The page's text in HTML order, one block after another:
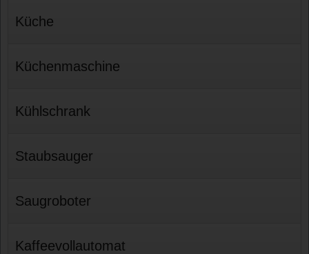
Küche
Küchenmaschine
Kühlschrank
Staubsauger
Saugroboter
Kaffeevollautomat